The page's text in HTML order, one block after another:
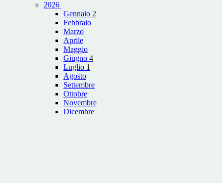
2026
Gennaio 2
Febbraio
Marzo
Aprile
Maggio
Giugno 4
Luglio 1
Agosto
Settembre
Ottobre
Novembre
Dicembre